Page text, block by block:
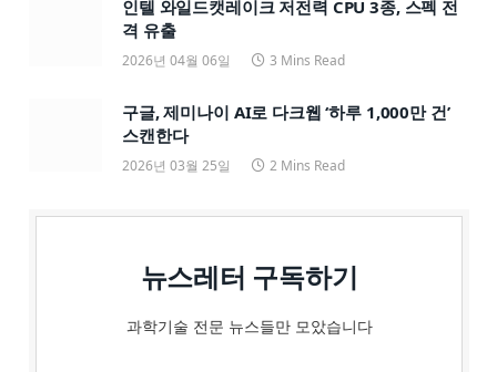
인텔 와일드캣레이크 저전력 CPU 3종, 스펙 전
격 유출
2026년 04월 06일 3 Mins Read
구글, 제미나이 AI로 다크웹 ‘하루 1,000만 건’
스캔한다
2026년 03월 25일 2 Mins Read
뉴스레터 구독하기
과학기술 전문 뉴스들만 모았습니다